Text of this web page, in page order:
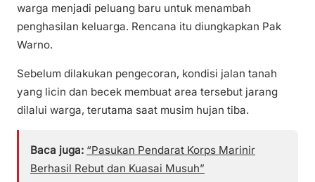
warga menjadi peluang baru untuk menambah
penghasilan keluarga. Rencana itu diungkapkan Pak
Warno.
Sebelum dilakukan pengecoran, kondisi jalan tanah
yang licin dan becek membuat area tersebut jarang
dilalui warga, terutama saat musim hujan tiba.
Baca juga: “Pasukan Pendarat Korps Marinir
Berhasil Rebut dan Kuasai Musuh”